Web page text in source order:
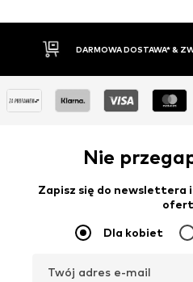
DARMOWA DOSTAWA* &
Nie
Zapisz się do newslettera
Dla kobiet
Twój adres e-mail